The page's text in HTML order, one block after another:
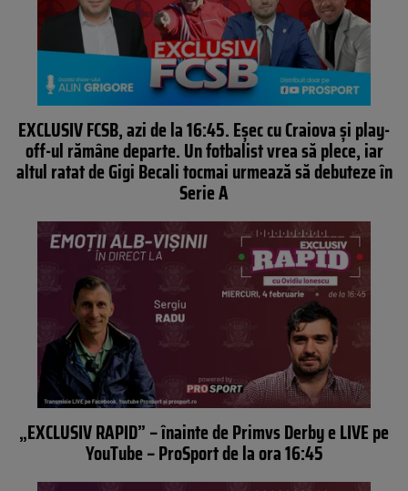
EXCLUSIV FCSB, azi de la 16:45. Eșec cu Craiova și play-
off-ul rămâne departe. Un fotbalist vrea să plece, iar
altul ratat de Gigi Becali tocmai urmează să debuteze în
Serie A
„EXCLUSIV RAPID” – înainte de Primvs Derby e LIVE pe
YouTube – ProSport de la ora 16:45